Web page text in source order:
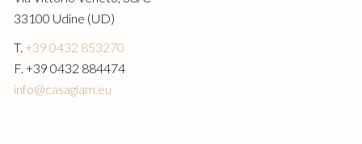
33100 Udine (UD)
T. +39 0432 853270
F. +39 0432 884474
info@casaglam.eu